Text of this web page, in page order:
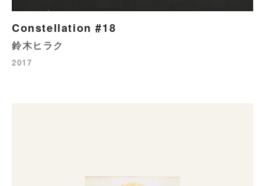
Constellation #18
鈴木ヒラク
2017